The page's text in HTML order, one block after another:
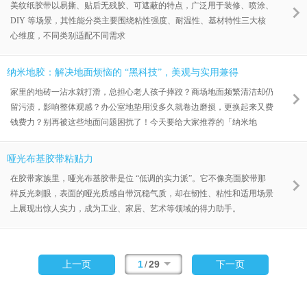
美纹纸胶带以易撕、贴后无残胶、可遮蔽的特点，广泛用于装修、喷涂、
DIY 等场景，其性能分类主要围绕粘性强度、耐温性、基材特性三大核
心维度，不同类别适配不同需求
纳米地胶：解决地面烦恼的 “黑科技”，美观与实用兼得
家里的地砖一沾水就打滑，总担心老人孩子摔跤？商场地面频繁清洁却仍
留污渍，影响整体观感？办公室地垫用没多久就卷边磨损，更换起来又费
钱费力？别再被这些地面问题困扰了！今天要给大家推荐的「纳米地
兼顾。
哑光布基胶带粘贴力
在胶带家族里，哑光布基胶带是位 “低调的实力派”。它不像亮面胶带那
样反光刺眼，表面的哑光质感自带沉稳气质，却在韧性、粘性和适用场景
上展现出惊人实力，成为工业、家居、艺术等领域的得力助手。
上一页 1/29 下一页